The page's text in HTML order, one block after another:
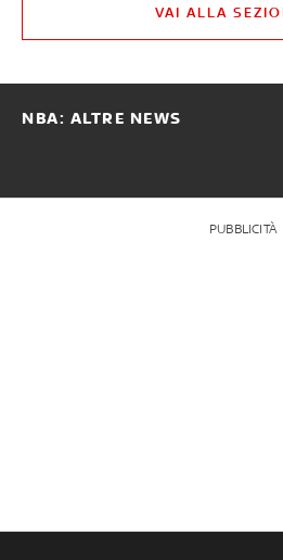
VAI ALLA
NBA: ALTRE NEWS
PUBBLICITÀ